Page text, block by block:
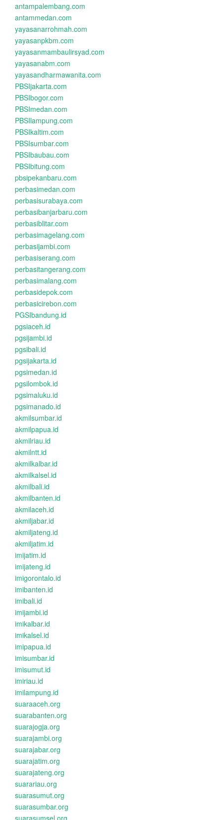
antampalembang.com
antammedan.com
yayasanarrohmah.com
yayasanpkbm.com
yayasanmambaulirsyad.com
yayasanabm.com
yayasandharmawanita.com
PBSIjakarta.com
PBSIbogor.com
PBSImedan.com
PBSIlampung.com
PBSIkaltim.com
PBSIsumbar.com
PBSIbaubau.com
PBSIbitung.com
pbsipekanbaru.com
perbasimedan.com
perbasisurabaya.com
perbasibanjarbaru.com
perbasiblitar.com
perbasimagelang.com
perbasijambi.com
perbasiserang.com
perbasitangerang.com
perbasimalang.com
perbasidepok.com
perbasicirebon.com
PGSIbandung.id
pgsiaceh.id
pgsijambi.id
pgsibali.id
pgsijakarta.id
pgsimedan.id
pgsilombok.id
pgsimaluku.id
pgsimanado.id
akmilsumbar.id
akmilpapua.id
akmilriau.id
akmilntt.id
akmilkalbar.id
akmilkalsel.id
akmilbali.id
akmilbanten.id
akmilaceh.id
akmiljabar.id
akmiljateng.id
akmiljatim.id
imijatim.id
imijateng.id
imigorontalo.id
imibanten.id
imibali.id
imijambi.id
imikalbar.id
imikalsel.id
imipapua.id
imisumbar.id
imisumut.id
imiriau.id
imilampung.id
suaraaceh.org
suarabanten.org
suarajogja.org
suarajambi.org
suarajabar.org
suarajatim.org
suarajateng.org
suarariau.org
suarasumut.org
suarasumbar.org
suarasumsel.org